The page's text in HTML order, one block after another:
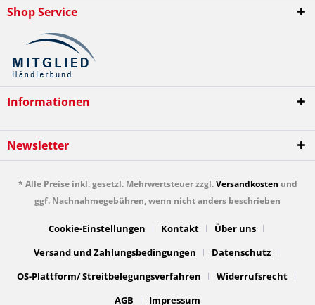
Shop Service
Informationen
Newsletter
* Alle Preise inkl. gesetzl. Mehrwertsteuer zzgl.Versandkosten und
ggf. Nachnahmegebühren, wenn nicht anders beschrieben
Cookie-Einstellungen Kontakt
Über uns
Versand und Zahlungsbedingungen
Datenschutz
OS-Plattform/ Streitbelegungsverfahren
Widerrufsrecht
AGB
Impressum